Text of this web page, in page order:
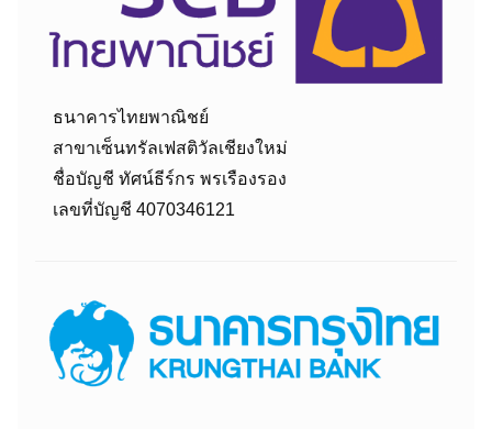
ธนาคารไทยพาณิชย์
สาขาเซ็นทรัลเฟสติวัลเชียงใหม่
ชื่อบัญชี ทัศน์ธีร์กร พรเรืองรอง
เลขที่บัญชี 4070346121